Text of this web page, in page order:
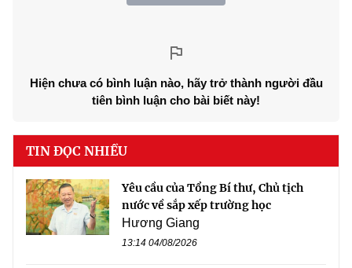
Hiện chưa có bình luận nào, hãy trở thành người đầu
tiên bình luận cho bài biết này!
TIN ĐỌC NHIỀU
Yêu cầu của Tổng Bí thư, Chủ tịch
nước về sắp xếp trường học
Hương Giang
13:14 04/08/2026